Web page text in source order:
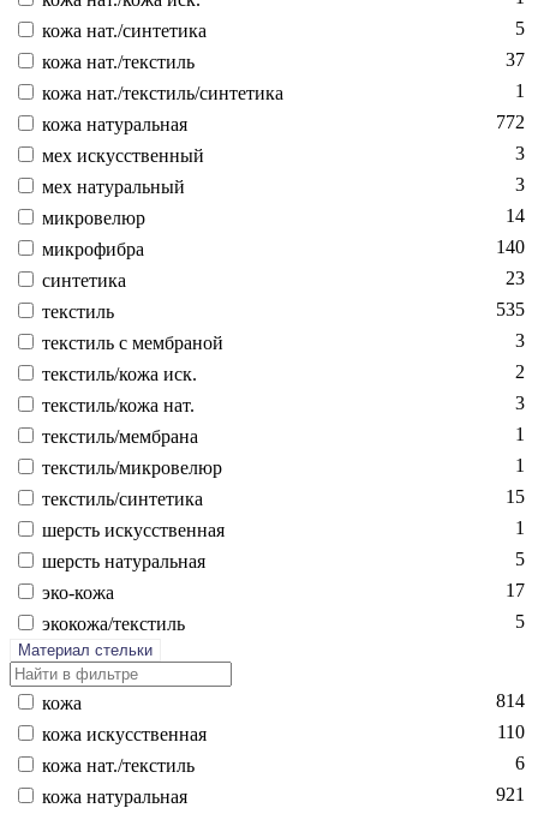
ко­жа нат./син­те­тика
5
ко­жа нат./текс­тиль
37
ко­жа нат./текс­тиль/син­те­тика
1
ко­жа на­тураль­ная
772
мех ис­кусс­твен­ный
3
мех на­тураль­ный
3
мик­ро­велюр
14
мик­ро­фиб­ра
140
син­те­тика
23
текс­тиль
535
текс­тиль с мемб­ра­ной
3
текс­тиль/ко­жа иск.
2
текс­тиль/ко­жа нат.
3
текс­тиль/мемб­ра­на
1
текс­тиль/мик­ро­велюр
1
текс­тиль/син­те­тика
15
шерсть ис­кусс­твен­ная
1
шерсть на­тураль­ная
5
эко-ко­жа
17
эко­кожа/текс­тиль
5
Материал стельки
ко­жа
814
ко­жа ис­кусс­твен­ная
110
ко­жа нат./текс­тиль
6
ко­жа на­тураль­ная
921